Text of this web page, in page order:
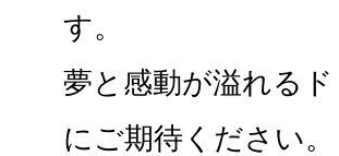
す。
夢と感動が溢れる
にご期待ください。